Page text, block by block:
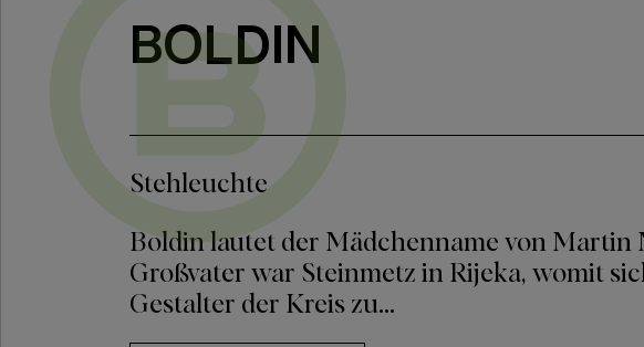
BOLDIN
Stehleuchte
Boldin lautet der Mädchenname von Martin
Großvater war Steinmetz in Rijeka, womit
Gestalter der Kreis zu...